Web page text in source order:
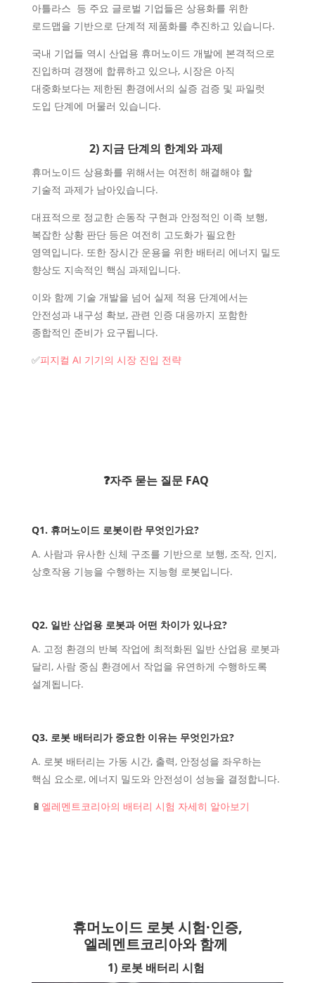
아틀라스 등 주요 글로벌 기업들은 상용화를 위한
로드맵을 기반으로 단계적 제품화를 추진하고 있습니다.
국내 기업들 역시 산업용 휴머노이드 개발에 본격적으로
진입하며 경쟁에 합류하고 있으나, 시장은 아직
대중화보다는 제한된 환경에서의 실증 검증 및 파일럿
도입 단계에 머물러 있습니다.
2) 지금 단계의 한계와 과제
휴머노이드 상용화를 위해서는 여전히 해결해야 할
기술적 과제가 남아있습니다.
대표적으로 정교한 손동작 구현과 안정적인 이족 보행,
복잡한 상황 판단 등은 여전히 고도화가 필요한
영역입니다. 또한 장시간 운용을 위한 배터리 에너지 밀도
향상도 지속적인 핵심 과제입니다.
이와 함께 기술 개발을 넘어 실제 적용 단계에서는
안전성과 내구성 확보, 관련 인증 대응까지 포함한
종합적인 준비가 요구됩니다.
✅피지컬 AI 기기의 시장 진입 전략
❓자주 묻는 질문 FAQ
Q1. 휴머노이드 로봇이란 무엇인가요?
A. 사람과 유사한 신체 구조를 기반으로 보행, 조작, 인지,
상호작용 기능을 수행하는 지능형 로봇입니다.
Q2. 일반 산업용 로봇과 어떤 차이가 있나요?
A. 고정 환경의 반복 작업에 최적화된 일반 산업용 로봇과
달리, 사람 중심 환경에서 작업을 유연하게 수행하도록
설계됩니다.
Q3. 로봇 배터리가 중요한 이유는 무엇인가요?
A. 로봇 배터리는 가동 시간, 출력, 안정성을 좌우하는
핵심 요소로, 에너지 밀도와 안전성이 성능을 결정합니다.
🔋 엘레멘트코리아의 배터리 시험 자세히 알아보기
휴머노이드 로봇 시험·인증,
엘레멘트코리아와 함께
1) 로봇 배터리 시험